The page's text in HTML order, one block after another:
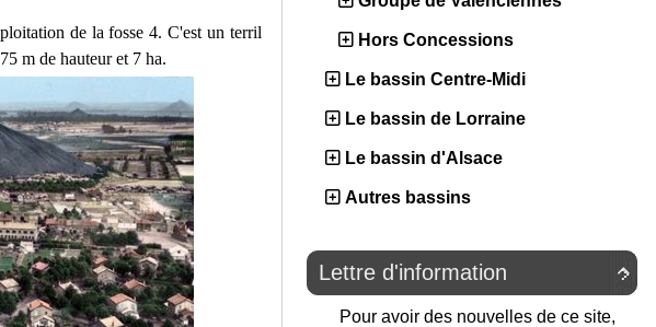
de la fosse 4. C'est un terril
m de hauteur et 7 ha.
Hors Concessions
Le bassin Centre-Midi
Le bassin de Lorraine
Le bassin d'Alsace
Autres bassins

Lettre d'information
Pour avoir des nouvelles de ce site,